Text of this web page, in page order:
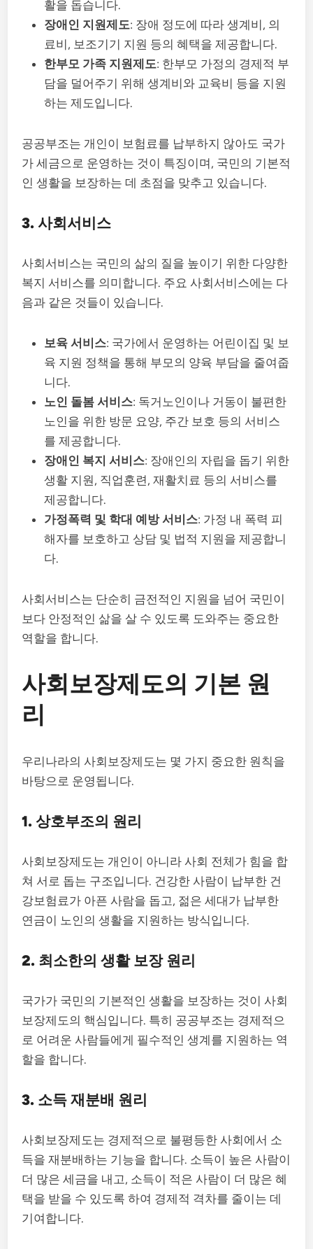
활을 돕습니다.
장애인 지원제도: 장애 정도에 따라 생계비, 의
료비, 보조기기 지원 등의 혜택을 제공합니다.
한부모 가족 지원제도: 한부모 가정의 경제적 부
담을 덜어주기 위해 생계비와 교육비 등을 지원
하는 제도입니다.
공공부조는 개인이 보험료를 납부하지 않아도 국가
가 세금으로 운영하는 것이 특징이며, 국민의 기본적
인 생활을 보장하는 데 초점을 맞추고 있습니다.
3. 사회서비스
사회서비스는 국민의 삶의 질을 높이기 위한 다양한
복지 서비스를 의미합니다. 주요 사회서비스에는 다
음과 같은 것들이 있습니다.
보육 서비스: 국가에서 운영하는 어린이집 및 보
육 지원 정책을 통해 부모의 양육 부담을 줄여줍
니다.
노인 돌봄 서비스: 독거노인이나 거동이 불편한
노인을 위한 방문 요양, 주간 보호 등의 서비스
를 제공합니다.
장애인 복지 서비스: 장애인의 자립을 돕기 위한
생활 지원, 직업훈련, 재활치료 등의 서비스를
제공합니다.
가정폭력 및 학대 예방 서비스: 가정 내 폭력 피
해자를 보호하고 상담 및 법적 지원을 제공합니
다.
사회서비스는 단순히 금전적인 지원을 넘어 국민이
보다 안정적인 삶을 살 수 있도록 도와주는 중요한
역할을 합니다.
사회보장제도의 기본 원
리
우리나라의 사회보장제도는 몇 가지 중요한 원칙을
바탕으로 운영됩니다.
1. 상호부조의 원리
사회보장제도는 개인이 아니라 사회 전체가 힘을 합
쳐 서로 돕는 구조입니다. 건강한 사람이 납부한 건
강보험료가 아픈 사람을 돕고, 젊은 세대가 납부한
연금이 노인의 생활을 지원하는 방식입니다.
2. 최소한의 생활 보장 원리
국가가 국민의 기본적인 생활을 보장하는 것이 사회
보장제도의 핵심입니다. 특히 공공부조는 경제적으
로 어려운 사람들에게 필수적인 생계를 지원하는 역
할을 합니다.
3. 소득 재분배 원리
사회보장제도는 경제적으로 불평등한 사회에서 소
득을 재분배하는 기능을 합니다. 소득이 높은 사람이
더 많은 세금을 내고, 소득이 적은 사람이 더 많은 혜
택을 받을 수 있도록 하여 경제적 격차를 줄이는 데
기여합니다.